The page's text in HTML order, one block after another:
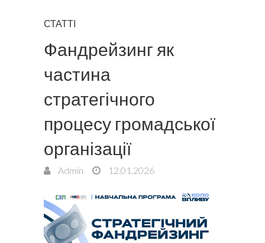
СТАТТІ
Фандрейзинг як
частина
стратегічного
процесу громадської
організації
Admin 12.01.2026